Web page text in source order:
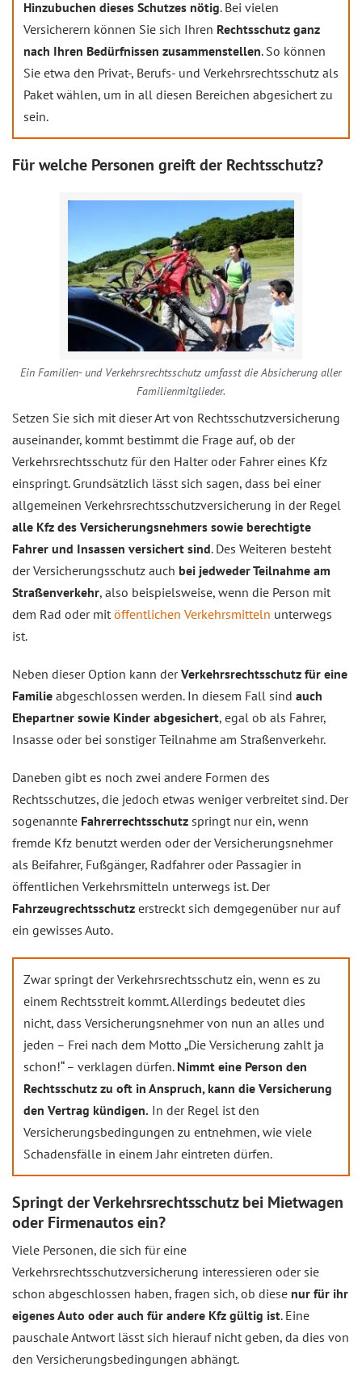
Hinzubuchen dieses Schutzes nötig. Bei vielen
Versicherern können Sie sich Ihren Rechtsschutz ganz
nach Ihren Bedürfnissen zusammenstellen. So können
Sie etwa den Privat-, Berufs- und Verkehrsrechtsschutz als
Paket wählen, um in all diesen Bereichen abgesichert zu
sein.
Für welche Personen greift der Rechtsschutz?
Ein Familien- und Verkehrsrechtsschutz umfasst die Absicherung aller
Familienmitglieder.
Setzen Sie sich mit dieser Art von Rechtsschutzversicherung
auseinander, kommt bestimmt die Frage auf, ob der
Verkehrsrechtsschutz für den Halter oder Fahrer eines Kfz
einspringt. Grundsätzlich lässt sich sagen, dass bei einer
allgemeinen Verkehrsrechtsschutzversicherung in der Regel
alle Kfz des Versicherungsnehmers sowie berechtigte
Fahrer und Insassen versichert sind. Des Weiteren besteht
der Versicherungsschutz auch bei jedweder Teilnahme am
Straßenverkehr, also beispielsweise, wenn die Person mit
dem Rad oder mit öffentlichen Verkehrsmitteln unterwegs
ist.
Neben dieser Option kann derVerkehrsrechtsschutz für eine
Familie abgeschlossen werden. In diesem Fall sind auch
Ehepartner sowie Kinder abgesichert, egal ob als Fahrer,
Insasse oder bei sonstiger Teilnahme am Straßenverkehr.
Daneben gibt es noch zwei andere Formen des
Rechtsschutzes, die jedoch etwas weniger verbreitet sind. Der
sogenannte Fahrerrechtsschutz springt nur ein, wenn
fremde Kfz benutzt werden oder der Versicherungsnehmer
als Beifahrer, Fußgänger, Radfahrer oder Passagier in
öffentlichen Verkehrsmitteln unterwegs ist. Der
Fahrzeugrechtsschutz erstreckt sich demgegenüber nur auf
ein gewisses Auto.
Zwar springt der Verkehrsrechtsschutz ein, wenn es zu
einem Rechtsstreit kommt. Allerdings bedeutet dies
nicht, dass Versicherungsnehmer von nun an alles und
jeden – Frei nach dem Motto „Die Versicherung zahlt ja
schon!“ – verklagen dürfen. Nimmt eine Person den
Rechtsschutz zu oft in Anspruch, kann die Versicherung
den Vertrag kündigen. In der Regel ist den
Versicherungsbedingungen zu entnehmen, wie viele
Schadensfälle in einem Jahr eintreten dürfen.
Springt der Verkehrsrechtsschutz bei Mietwagen
oder Firmenautos ein?
Viele Personen, die sich für eine
Verkehrsrechtsschutzversicherung interessieren oder sie
schon abgeschlossen haben, fragen sich, ob diese nur für ihr
eigenes Auto oder auch für andere Kfz gültig ist. Eine
pauschale Antwort lässt sich hierauf nicht geben, da dies von
den Versicherungsbedingungen abhängt.